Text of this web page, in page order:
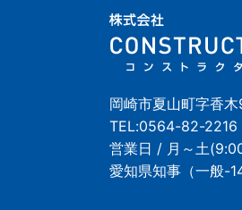
岡崎市夏山町字香木
TEL:0564-82-2216
営業日 / 月～土
愛知県知事（一般